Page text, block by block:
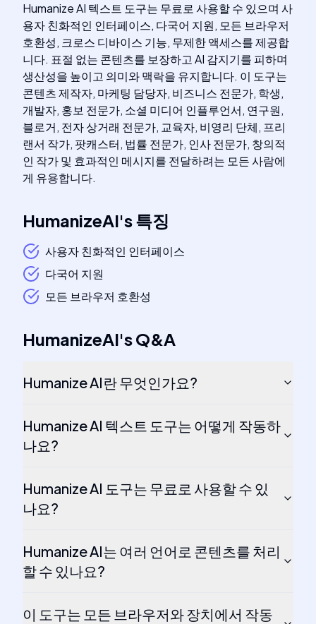
Humanize AI 텍스트 도구는 무료로 사용할 수 있으며 사
용자 친화적인 인터페이스, 다국어 지원, 모든 브라우저
호환성, 크로스 디바이스 기능, 무제한 액세스를 제공합
니다. 표절 없는 콘텐츠를 보장하고 AI 감지기를 피하며
생산성을 높이고 의미와 맥락을 유지합니다. 이 도구는
콘텐츠 제작자, 마케팅 담당자, 비즈니스 전문가, 학생,
개발자, 홍보 전문가, 소셜 미디어 인플루언서, 연구원,
블로거, 전자 상거래 전문가, 교육자, 비영리 단체, 프리
랜서 작가, 팟캐스터, 법률 전문가, 인사 전문가, 창의적
인 작가 및 효과적인 메시지를 전달하려는 모든 사람에
게 유용합니다.
HumanizeAI's특징
사용자 친화적인 인터페이스
다국어 지원
모든 브라우저 호환성
HumanizeAI'sQ&A
Humanize AI란 무엇인가요?
Humanize AI 텍스트 도구는 어떻게 작동하
나요?
Humanize AI 도구는 무료로 사용할 수 있
나요?
Humanize AI는 여러 언어로 콘텐츠를 처리
할 수 있나요?
이 도구는 모든 브라우저와 장치에서 작동